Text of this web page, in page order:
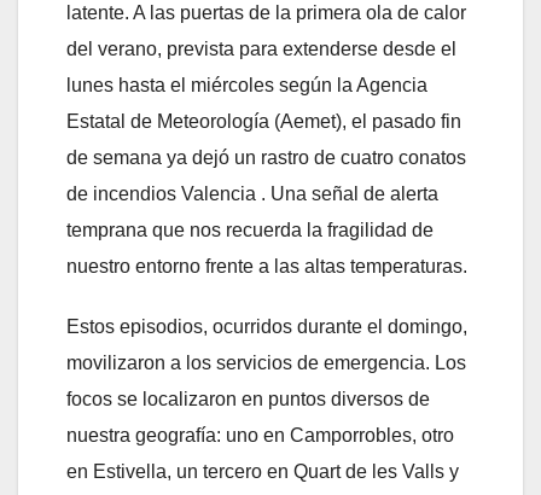
latente. A las puertas de la primera ola de calor
del verano, prevista para extenderse desde el
lunes hasta el miércoles según la Agencia
Estatal de Meteorología (Aemet), el pasado fin
de semana ya dejó un rastro de cuatro conatos
de incendios Valencia . Una señal de alerta
temprana que nos recuerda la fragilidad de
nuestro entorno frente a las altas temperaturas.
Estos episodios, ocurridos durante el domingo,
movilizaron a los servicios de emergencia. Los
focos se localizaron en puntos diversos de
nuestra geografía: uno en Camporrobles, otro
en Estivella, un tercero en Quart de les Valls y